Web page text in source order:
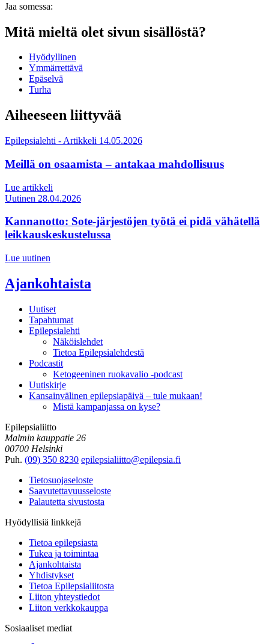
Jaa somessa:
Mitä mieltä olet sivun sisällöstä?
Hyödyllinen
Ymmärrettävä
Epäselvä
Turha
Aiheeseen liittyvää
Epilepsialehti - Artikkeli 14.05.2026
Meillä on osaamista – antakaa mahdollisuus
Lue artikkeli
Uutinen 28.04.2026
Kannanotto: Sote-järjestöjen työtä ei pidä vähätellä
leikkauskeskustelussa
Lue uutinen
Ajankohtaista
Uutiset
Tapahtumat
Epilepsialehti
Näköislehdet
Tietoa Epilepsialehdestä
Podcastit
Ketogeeninen ruokavalio -podcast
Uutiskirje
Kansainvälinen epilepsiapäivä – tule mukaan!
Mistä kampanjassa on kyse?
Epilepsialiitto
Malmin kauppatie 26
00700 Helsinki
Puh. (09) 350 8230 epilepsialiitto@epilepsia.fi
Tietosuojaseloste
Saavutettavuusseloste
Palautetta sivustosta
Hyödyllisiä linkkejä
Tietoa epilepsiasta
Tukea ja toimintaa
Ajankohtaista
Yhdistykset
Tietoa Epilepsialiitosta
Liiton yhteystiedot
Liiton verkkokauppa
Sosiaaliset mediat